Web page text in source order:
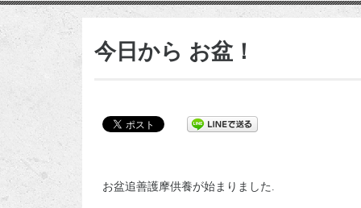
今日から お盆！
お盆追善護摩供養が始まりました.